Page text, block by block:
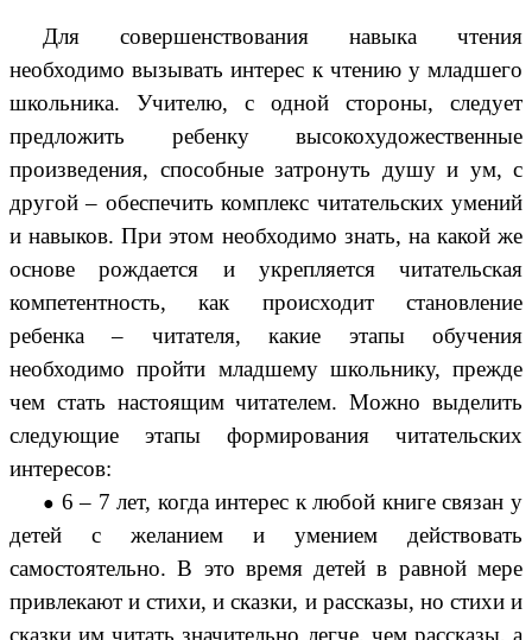
Для совершенствования навыка чтения
необходимо вызывать интерес к чтению у младшего
школьника. Учителю, с одной стороны, следует
предложить ребенку высокохудожественные
произведения, способные затронуть душу и ум, с
другой – обеспечить комплекс читательских умений
и навыков. При этом необходимо знать, на какой же
основе рождается и укрепляется читательская
компетентность, как происходит становление
ребенка – читателя, какие этапы обучения
необходимо пройти младшему школьнику, прежде
чем стать настоящим читателем. Можно выделить
следующие этапы формирования читательских
интересов:
6 – 7 лет, когдаинтерес к любой книге связан у
детей с желанием и умением действовать
самостоятельно. В это время детей в равной мере
привлекают и стихи, и сказки, и рассказы, но стихи и
сказки им читать значительно легче, чем рассказы, а